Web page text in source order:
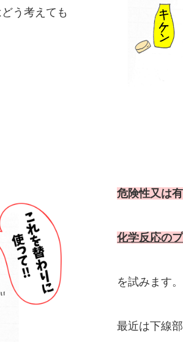
う考えても
危険性又は
化学反応の
を試みます。
最近は下線